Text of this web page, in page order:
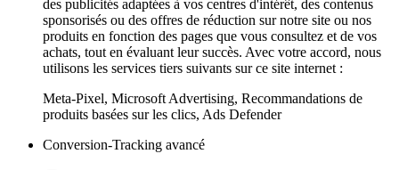
des publicités adaptées à vos centres d'intérêt, des contenus
sponsorisés ou des offres de réduction sur notre site ou nos
produits en fonction des pages que vous consultez et de vos
achats, tout en évaluant leur succès. Avec votre accord, nous
utilisons les services tiers suivants sur ce site internet :
Meta-Pixel, Microsoft Advertising, Recommandations de
produits basées sur les clics, Ads Defender
Conversion-Tracking avancé